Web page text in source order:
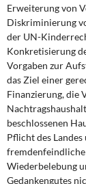
Erweiterung von
Diskriminierung
der UN-
Konkretisierung
Vorgaben zur
das Ziel einer
Finanzierung, die
beschlossenen
Pflicht des
Wiederbelebung
Gedankengutes